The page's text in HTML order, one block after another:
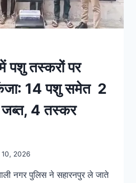
पशु तस्करों पर
14 पशु समेत 2
जब्त, 4 तस्कर
2026
नगर पुलिस ने सहारनपुर ले जाते